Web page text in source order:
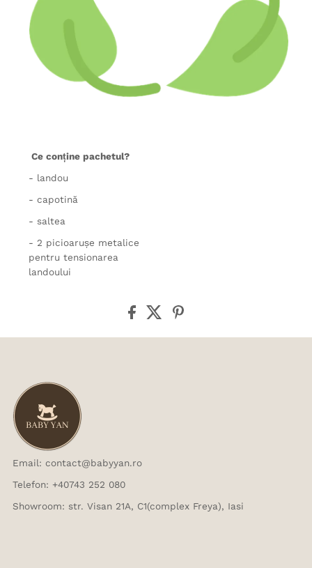
Ce conține pachetul?
- landou
- capotină
- saltea
- 2 picioarușe metalice
pentru tensionarea
landoului
Email: contact@babyyan.ro
Telefon: +40743 252 080
Showroom: str. Visan 21A, C1(complex Freya), Iasi